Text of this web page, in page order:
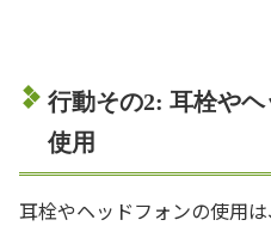
行動その2: 耳栓や
使用
耳栓やヘッドフォンの使用